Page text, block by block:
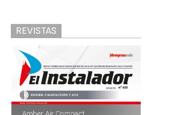
REVISTAS